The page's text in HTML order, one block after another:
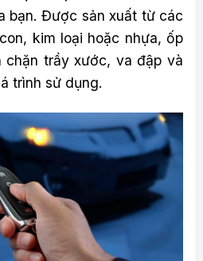
bạn. Được sản xuất từ các
kim loại hoặc nhựa, ốp
chặn trầy xước, va đập và
trình sử dụng.